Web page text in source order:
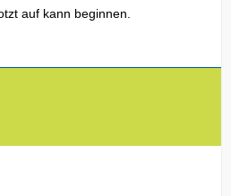
auf kann beginnen.